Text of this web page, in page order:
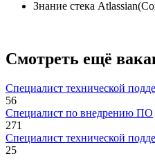
Знание стека
Смотреть ещё
Специалист технической
56
Специалист по внедрению ПО
271
Специалист технической
25